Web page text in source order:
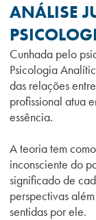
ANÁLISE
Cunhada pelo
Psicologia
das relações
profissional atua
essência.
A teoria tem
inconsciente do
significado de
perspectivas
sentidas por ele.